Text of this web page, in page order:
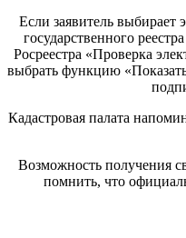
Если заявитель
государственного
Росреестра «Проверка
выбрать функцию
Кадастровая палата
Возможность получения
помнить, что